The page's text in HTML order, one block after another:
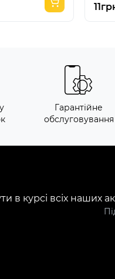
Гарантійне
обслуговування
в курсі всіх наших